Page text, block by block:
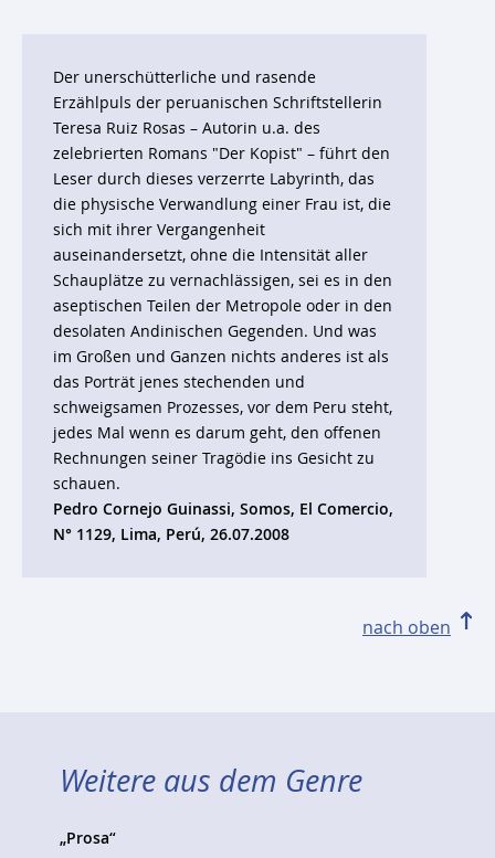
Der unerschütterliche und rasende
Erzählpuls der peruanischen Schriftstellerin
Teresa Ruiz Rosas – Autorin u.a. des
zelebrierten Romans "Der Kopist" – führt den
Leser durch dieses verzerrte Labyrinth, das
die physische Verwandlung einer Frau ist, die
sich mit ihrer Vergangenheit
auseinandersetzt, ohne die Intensität aller
Schauplätze zu vernachlässigen, sei es in den
aseptischen Teilen der Metropole oder in den
desolaten Andinischen Gegenden. Und was
im Großen und Ganzen nichts anderes ist als
das Porträt jenes stechenden und
schweigsamen Prozesses, vor dem Peru steht,
jedes Mal wenn es darum geht, den offenen
Rechnungen seiner Tragödie ins Gesicht zu
schauen.
Pedro Cornejo Guinassi, Somos, El Comercio,
N° 1129, Lima, Perú, 26.07.2008
nach oben
Weitere aus dem Genre
„Prosa“